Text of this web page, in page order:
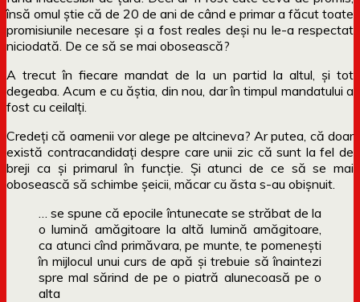
însă omul știe că de 20 de ani de când e primar a făcut toate
promisiunile necesare și a fost reales deși nu le-a respectat
niciodată. De ce să se mai obosească?
A trecut în fiecare mandat de la un partid la altul, și tot
degeaba. Acum e cu ăștia, din nou, dar în timpul mandatului a
fost cu ceilalți.
Credeți că oamenii vor alege pe altcineva? Ar putea, că doar
există contracandidați despre care unii zic că sunt la fel de
breji ca și primarul în funcție. Și atunci de ce să se mai
obosească să schimbe șeicii, măcar cu ăsta s-au obișnuit.
… se spune că epocile întunecate se străbat de la
o lumină amăgitoare la altă lumină amăgitoare,
ca atunci cînd primăvara, pe munte, te pomeneşti
în mijlocul unui curs de apă şi trebuie să înaintezi
spre mal sărind de pe o piatră alunecoasă pe o
alta